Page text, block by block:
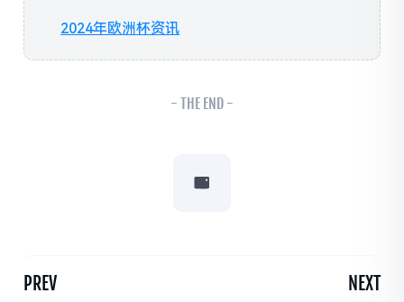
2024年欧洲杯资讯
- THE END -
PREV NEXT